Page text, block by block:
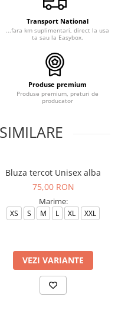
Transport National
...fara km suplimentari, direct la usa
ta sau la Easybox.
Produse premium
Produse premium, preturi de
producator
Bluza tercot Unisex alba
75,00 RON
Marime:
XS S M L XL XXL
VEZI VARIANTE